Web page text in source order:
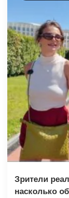
Зрители
насколько